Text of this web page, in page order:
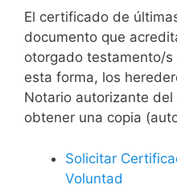
El certificado de
documento que
otorgado testamento/
esta forma, los
Notario autorizante
obtener una copia
Solicitar
Voluntad